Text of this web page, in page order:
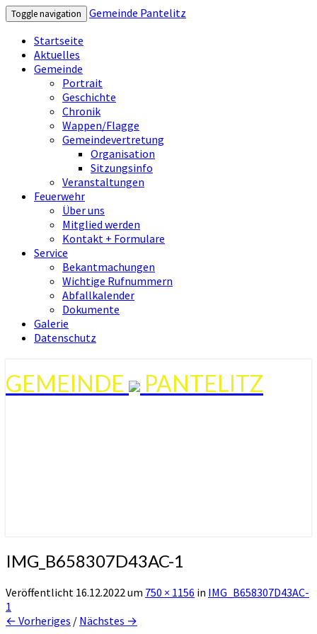
Toggle navigation
Gemeinde Pantelitz
Startseite
Aktuelles
Gemeinde
Portrait
Geschichte
Chronik
Wappen/Flagge
Gemeindevertretung
Organisation
Sitzungsinfo
Veranstaltungen
Feuerwehr
Über uns
Mitglied werden
Kontakt + Formulare
Service
Bekantmachungen
Wichtige Rufnummern
Abfallkalender
Dokumente
Galerie
Datenschutz
GEMEINDE PANTELITZ
IMG_B658307D43AC-1
Veröffentlicht 16.12.2022um 750 × 1156 in IMG_B658307D43AC-
1
← Vorheriges / Nächstes →